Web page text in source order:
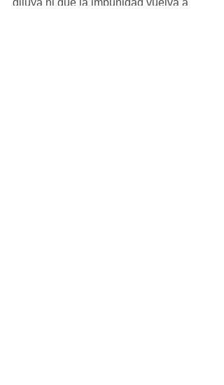
diluya ni que la impunidad vuelva a